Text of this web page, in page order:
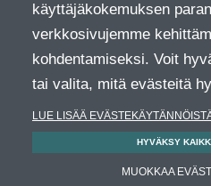
käyttäjäkokemuksen
verkkosivujemme
kohdentamiseksi. Voit
tai valita, mitä evästeitä
LUE LISÄÄ
HYVÄKSY
MUOKKAA